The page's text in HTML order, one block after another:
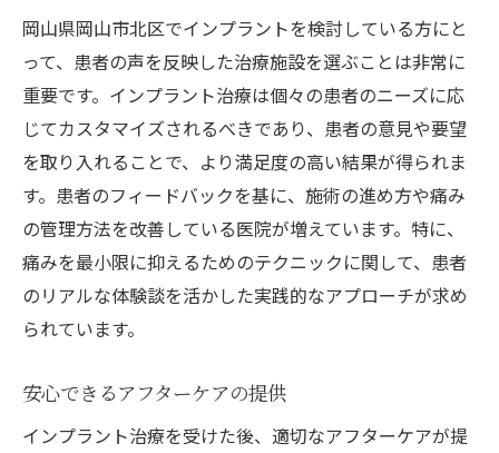
岡山県岡山市北区でインプラントを検討している方にと
って、患者の声を反映した治療施設を選ぶことは非常に
重要です。インプラント治療は個々の患者のニーズに応
じてカスタマイズされるべきであり、患者の意見や要望
を取り入れることで、より満足度の高い結果が得られま
す。患者のフィードバックを基に、施術の進め方や痛み
の管理方法を改善している医院が増えています。特に、
痛みを最小限に抑えるためのテクニックに関して、患者
のリアルな体験談を活かした実践的なアプローチが求め
られています。
安心できるアフターケアの提供
インプラント治療を受けた後、適切なアフターケアが提